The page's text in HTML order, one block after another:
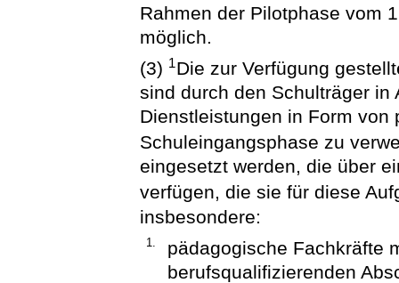
Rahmen der Pilotphase vom
möglich.
(3) 1Die zur Verfügung
sind durch den Schulträger
Dienstleistungen in Form von
Schuleingangsphase zu
eingesetzt werden, die über
verfügen, die sie für diese
insbesondere:
1.
pädagogische Fachkräfte
berufsqualifizierenden